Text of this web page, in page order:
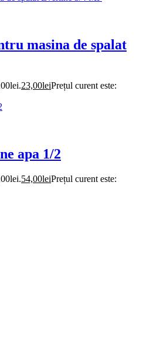
masina de spalat
23,00leiPrețul curent este:
apa 1/2
54,00leiPrețul curent este: